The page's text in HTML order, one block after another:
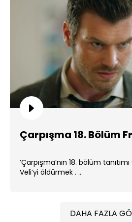
Çarpışma 18. Bölüm
‘Çarpışma’nın 18. bölüm
Veli’yi öldürmek . ...
DAHA FAZLA